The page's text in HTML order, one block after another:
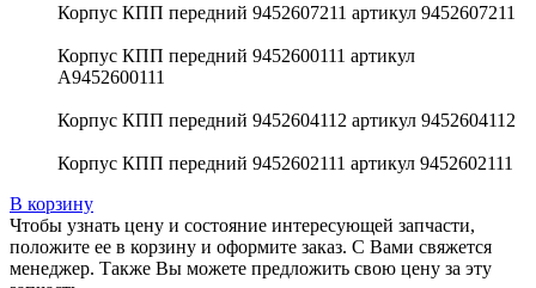
Корпус КПП передний 9452607211 артикул 9452607211
Корпус КПП передний 9452600111 артикул
A9452600111
Корпус КПП передний 9452604112 артикул 9452604112
Корпус КПП передний 9452602111 артикул 9452602111
В корзину
Чтобы узнать цену и состояние интересующей запчасти,
положите ее в корзину и оформите заказ. С Вами свяжется
менеджер. Также Вы можете предложить свою цену за эту